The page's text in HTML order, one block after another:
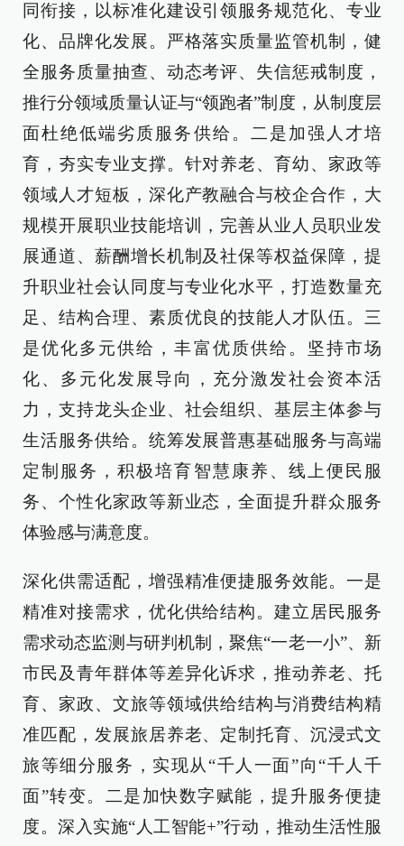
同衔接，以标准化建设引领服务规范化、专业
化、品牌化发展。严格落实质量监管机制，健
全服务质量抽查、动态考评、失信惩戒制度，
推行分领域质量认证与“领跑者”制度，从制度层
面杜绝低端劣质服务供给。二是加强人才培
育，夯实专业支撑。针对养老、育幼、家政等
领域人才短板，深化产教融合与校企合作，大
规模开展职业技能培训，完善从业人员职业发
展通道、薪酬增长机制及社保等权益保障，提
升职业社会认同度与专业化水平，打造数量充
足、结构合理、素质优良的技能人才队伍。三
是优化多元供给，丰富优质供给。坚持市场
化、多元化发展导向，充分激发社会资本活
力，支持龙头企业、社会组织、基层主体参与
生活服务供给。统筹发展普惠基础服务与高端
定制服务，积极培育智慧康养、线上便民服
务、个性化家政等新业态，全面提升群众服务
体验感与满意度。
深化供需适配，增强精准便捷服务效能。一是
精准对接需求，优化供给结构。建立居民服务
需求动态监测与研判机制，聚焦“一老一小”、新
市民及青年群体等差异化诉求，推动养老、托
育、家政、文旅等领域供给结构与消费结构精
准匹配，发展旅居养老、定制托育、沉浸式文
旅等细分服务，实现从“千人一面”向“千人千
面”转变。二是加快数字赋能，提升服务便捷
度。深入实施“人工智能+”行动，推动生活性服